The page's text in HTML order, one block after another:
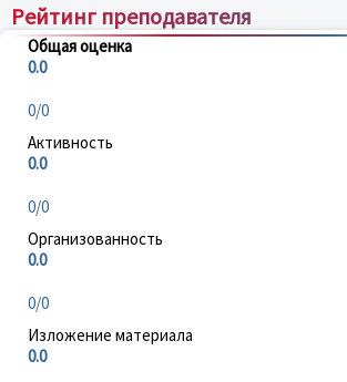
Рейтинг преподавателя
Общая оценка
0.0
0/0
Активность
0.0
0/0
Организованность
0.0
0/0
Изложение материала
0.0